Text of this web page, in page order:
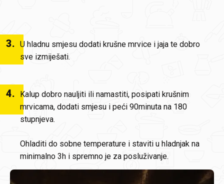
3. U hladnu smjesu dodati krušne mrvice i jaja te dobro
sve izmiješati.
4.
Kalup dobro nauljiti ili namastiti, posipati krušnim
mrvicama, dodati smjesu i peći 90minuta na 180
stupnjeva.
Ohladiti do sobne temperature i staviti u hladnjak na
minimalno 3h i spremno je za posluživanje.